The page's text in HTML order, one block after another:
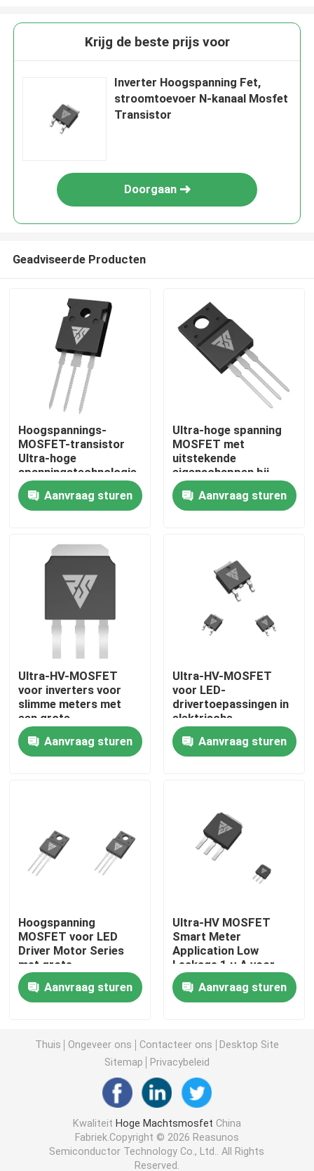
Thuis
Producten
Fabriekstocht
Kwaliteitscontrole
Neem contact met ons op
Nieuws
Vraag een offerte
Siliciumcarbide MOSFET
Siliciumcarbide SBD
Hoogspanningsmosfet
IGBT met hoog vermogen
Schottky-Barrièredioden
Hoogvermogend halfgeleider
Krijg de beste prijs voor
Inverter Hoogspanning Fet,
stroomtoevoer N-kanaal Mosfet
Transistor
Doorgaan
Geadviseerde Producten
Hoogspannings-
MOSFET-transistor
Ultra-hoge
spanningstechnologie
Aanvraag sturen
Ultra-hoge spanning
MOSFET met
uitstekende
eigenschappen bij
hoge temperaturen
Aanvraag sturen
Ultra-HV-MOSFET
voor inverters voor
slimme meters met
een grote
warmteafvoer
Aanvraag sturen
Ultra-HV-MOSFET
voor LED-
drivertoepassingen in
elektrische
energiesystemen
Aanvraag sturen
Hoogspanning
MOSFET voor LED
Driver Motor Series
met grote
warmteafvoer
Aanvraag sturen
Ultra-HV MOSFET
Smart Meter
Application Low
Leakage 1 μ A voor
industriële
automatisering
Aanvraag sturen
Thuis Ongeveer ons Contacteer ons
Desktop Site
Sitemap
Privacybeleid
Kwaliteit Hoge Machtsmosfet China
Fabriek.Copyright © 2026 Reasunos
Semiconductor Technology Co., Ltd.. All Rights
Reserved.